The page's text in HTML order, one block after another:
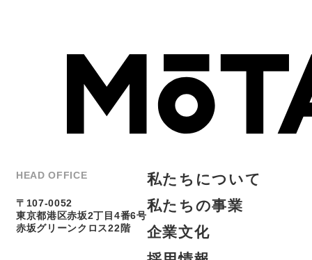
HEAD OFFICE
〒107-0052
東京都港区赤坂2丁目4番6号
赤坂グリーンクロス22階
私た ち について
私た ちの事業
企業文化